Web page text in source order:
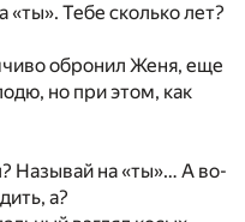
Тебе сколько лет?
обронил Женя, еще
но при этом, как
Называй на «ты»… А во-
а?